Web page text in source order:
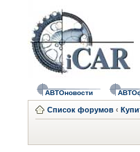
АВТОновости
Список форумов ‹